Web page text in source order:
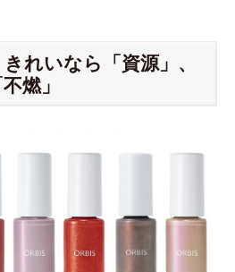
れいなら「資源」、
燃」